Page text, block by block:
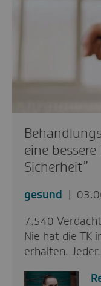
eine
Sicherheit”
gesund
7.540
Nie hat die TK
erhalten.